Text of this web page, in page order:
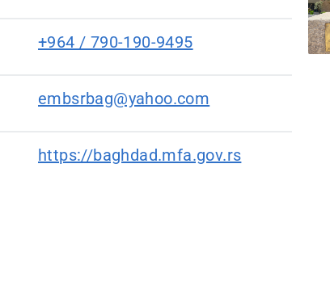
+964 / 790-190-9495
embsrbag@yahoo.com
https://baghdad.mfa.gov.rs